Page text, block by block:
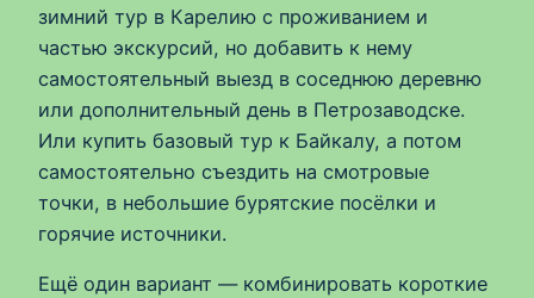
зимний тур в Карелию с проживанием и
частью экскурсий, но добавить к нему
самостоятельный выезд в соседнюю деревню
или дополнительный день в Петрозаводске.
Или купить базовый тур к Байкалу, а потом
самостоятельно съездить на смотровые
точки, в небольшие бурятские посёлки и
горячие источники.
Ещё один вариант — комбинировать короткие